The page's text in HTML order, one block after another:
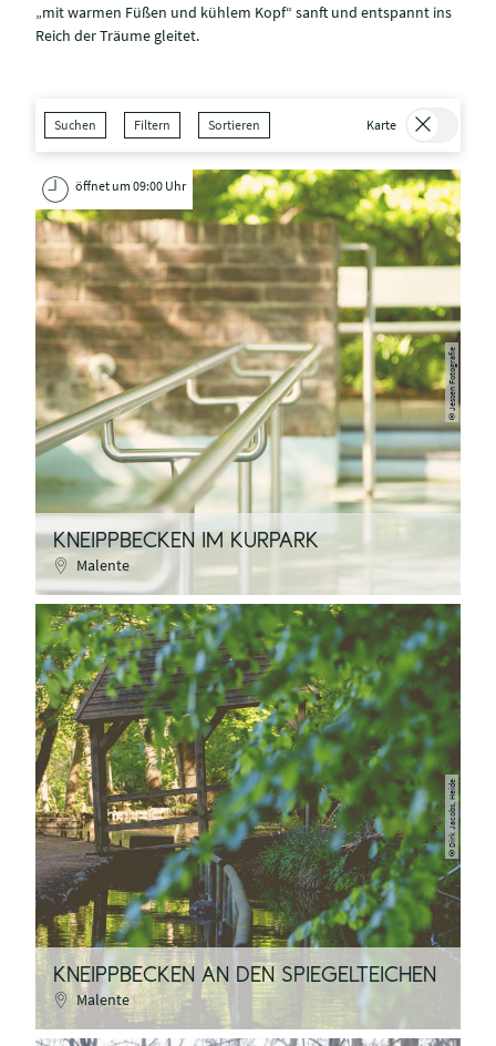
„mit warmen Füßen und kühlem Kopf“ sanft und entspannt ins
Reich der Träume gleitet.
Suchen Filtern Sortieren Karte
©
Jessen Fotografie
öffnet um 09:00 Uhr
KNEIPPBECKEN IM KURPARK
Malente
©
Dirk Jacobs, Heide
KNEIPPBECKEN AN DEN SPIEGELTEICHEN
Malente